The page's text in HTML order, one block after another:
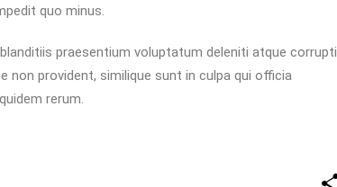
quo minus.
praesentium voluptatum deleniti atque corrupti
provident, similique sunt in culpa qui officia
rerum.